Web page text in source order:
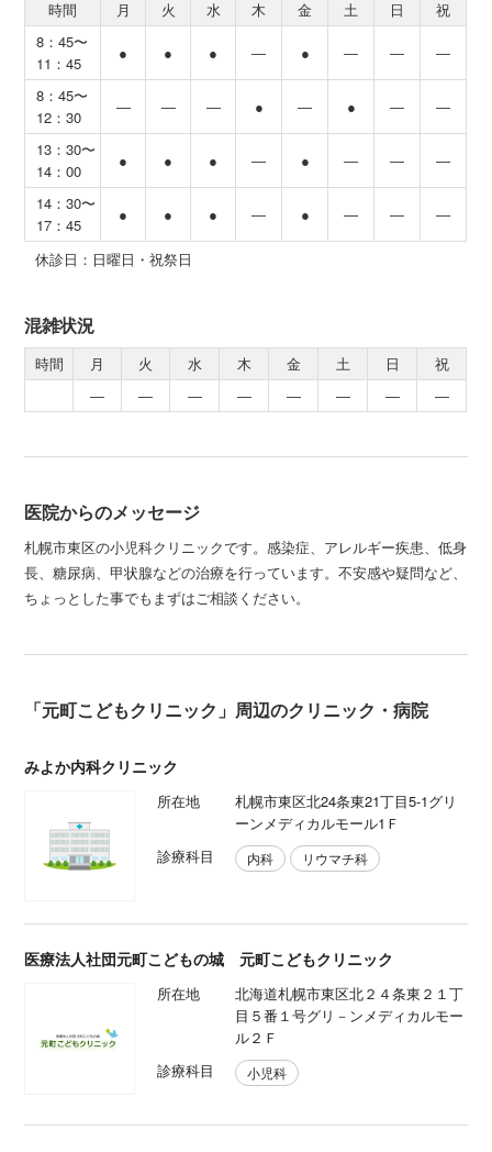
時間 月 火 水 木 金 土 日
祝
8：45〜
11：45
● ● ● ― ● ― ― ―
8：45〜
12：30
― ― ― ● ― ● ― ―
13：30〜
14：00
● ● ● ― ● ― ― ―
14：30〜
17：45
● ● ● ― ● ― ― ―
休診日：日曜日・祝祭日
混雑状況
時間 月 火 水 木 金 土 日
祝
―
― ― ― ― ― ― ―
医院からのメッセージ
札幌市東区の小児科クリニックです。感染症、アレルギー疾患、低身
長、糖尿病、甲状腺などの治療を行っています。不安感や疑問など、
ちょっとした事でもまずはご相談ください。
「元町こどもクリニック」周辺のクリニック・病院
みよか内科クリニック
所在地
札幌市東区北24条東21丁目5-1グリ
ーンメディカルモール1Ｆ
診療科目
内科 リウマチ科
医療法人社団元町こどもの城 元町こどもクリニック
所在地
北海道札幌市東区北２４条東２１丁
目５番１号グリ－ンメディカルモー
ル２Ｆ
診療科目
小児科